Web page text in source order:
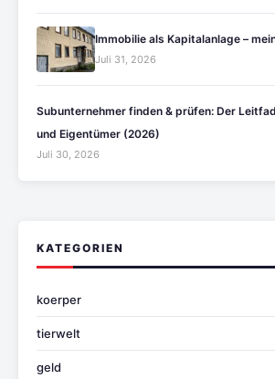
Immobilie als Kapitalanlage –
Juli 31, 2026
Subunternehmer finden & prüfen: Der
und Eigentümer (2026)
Juli 30, 2026
KATEGORIEN
koerper
tierwelt
geld